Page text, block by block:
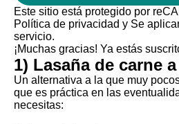
Este sitio está protegido por
Política de privacidad y Se
servicio.
¡Muchas gracias! Ya estás
1) Lasaña de carne
Un alternativa a la que muy
que es práctica en las
necesitas: